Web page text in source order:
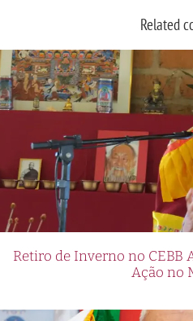
Related
Retiro de Inverno no CEBB
Ação no